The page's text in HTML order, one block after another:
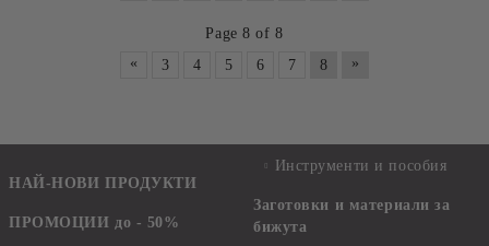
Page 8 of 8
«
3 4 5 6 7 8 »
НАЙ-НОВИ ПРОДУКТИ
ПРОМОЦИИ до - 50%
Инструменти и пособия
Заготовки и материали за
бижута